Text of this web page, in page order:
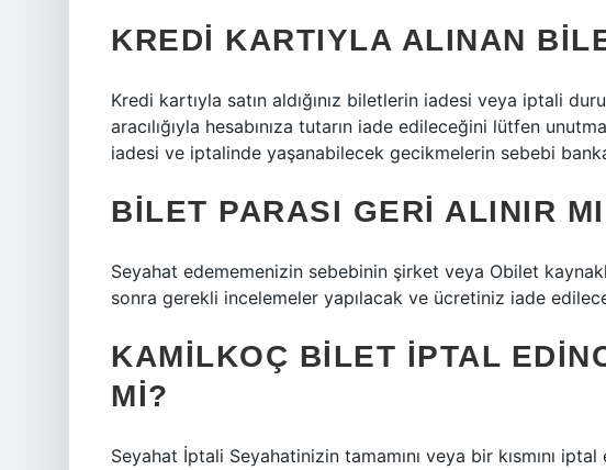
KREDI KARTIYLA ALINAN
Kredi kartıyla satın aldığınız biletlerin iadesi veya iptali
aracılığıyla hesabınıza tutarın iade edileceğini lütfen
iadesi ve iptalinde yaşanabilecek gecikmelerin sebebi
BILET PARASI GERI ALINIR
Seyahat edememenizin sebebinin şirket veya Obilet
sonra gerekli incelemeler yapılacak ve ücretiniz iade
KAMILKOÇ BILET IPTAL
MI?
Seyahat İptali Seyahatinizin tamamını veya bir kısmını